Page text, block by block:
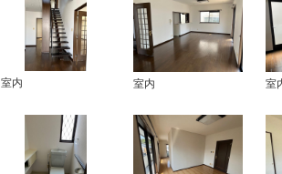
室内 室内 室